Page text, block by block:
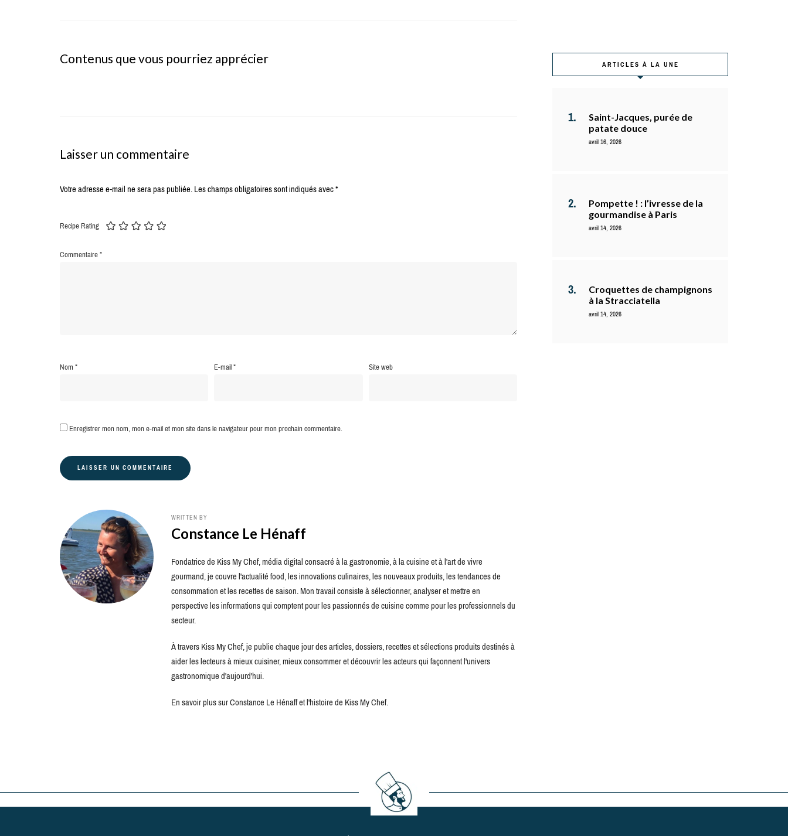
Contenus que vous pourriez apprécier
Laisser un commentaire
Votre adresse e-mail ne sera pas publiée.Les champs obligatoires sont indiqués avec*
Recipe Rating
Commentaire*
Nom* E-mail* Site web
Enregistrer mon nom, mon e-mail et mon site dans le navigateur pour mon prochain commentaire.
WRITTEN BY
Constance Le Hénaff
Fondatrice de Kiss My Chef, média digital consacré à la gastronomie, à la cuisine et à l'art de vivre
gourmand, je couvre l'actualité food, les innovations culinaires, les nouveaux produits, les tendances de
consommation et les recettes de saison. Mon travail consiste à sélectionner, analyser et mettre en
perspective les informations qui comptent pour les passionnés de cuisine comme pour les professionnels du
secteur.
À travers Kiss My Chef, je publie chaque jour des articles, dossiers, recettes et sélections produits destinés à
aider les lecteurs à mieux cuisiner, mieux consommer et découvrir les acteurs qui façonnent l'univers
gastronomique d'aujourd'hui.
En savoir plus sur Constance Le Hénaff et l'histoire de Kiss My Chef.
ARTICLES À LA UNE
Saint-Jacques, purée de
patate douce
avril 16, 2026
Pompette ! : l’ivresse de la
gourmandise à Paris
avril 14, 2026
Croquettes de champignons
à la Stracciatella
avril 14, 2026